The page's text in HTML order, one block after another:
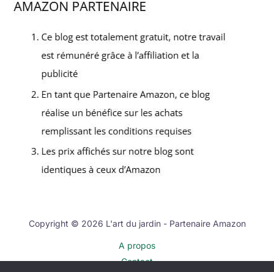
Copyright © 2026 L'art du jardin - Partenaire Amazon
A propos
Contact